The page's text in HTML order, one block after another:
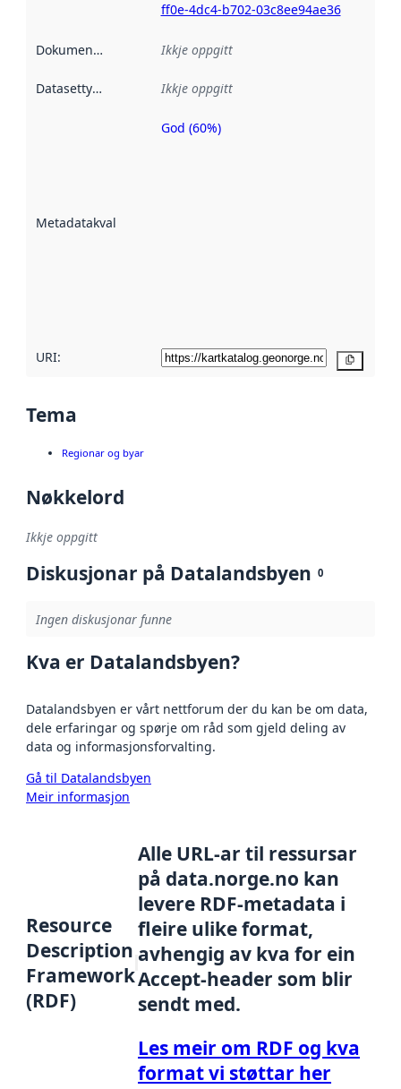
ff0e-4dc4-b702-03c8ee94ae36
Dokumentasjon Ikkje oppgitt
Datasettype Ikkje oppgitt
Metadatakvalitet
Metadatakvalitet
God (60%)
URI:
Tema
Regionar og byar
Nøkkelord
Ikkje oppgitt
Diskusjonar på Datalandsbyen 0
Ingen diskusjonar funne
Kva er Datalandsbyen?
Datalandsbyen er vårt nettforum der du kan be om data,
dele erfaringar og spørje om råd som gjeld deling av
data og informasjonsforvalting.
Gå til Datalandsbyen
Meir informasjon
Resource
Description
Framework
(RDF)
Alle URL-ar til ressursar
på data.norge.no kan
levere RDF-metadata i
fleire ulike format,
avhengig av kva for ein
Accept-header som blir
sendt med.
Les meir om RDF og kva
format vi støttar her